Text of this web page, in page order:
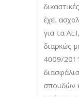
έχει
για τα
διαρκώς
4009/
σπουδών